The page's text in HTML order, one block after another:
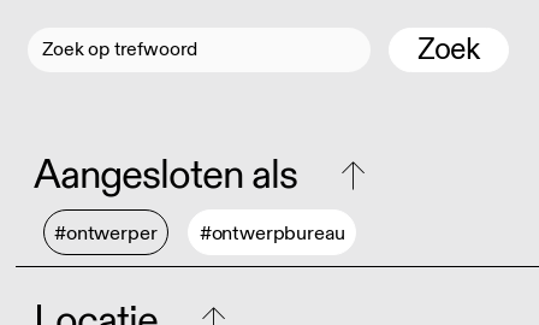
Zoek
Aangesloten als
#ontwerper #ontwerpbureau